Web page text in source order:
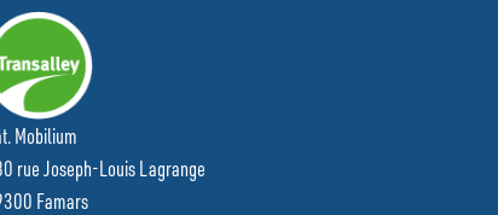
Mobilium
rue Joseph-Louis Lagrange
Famars